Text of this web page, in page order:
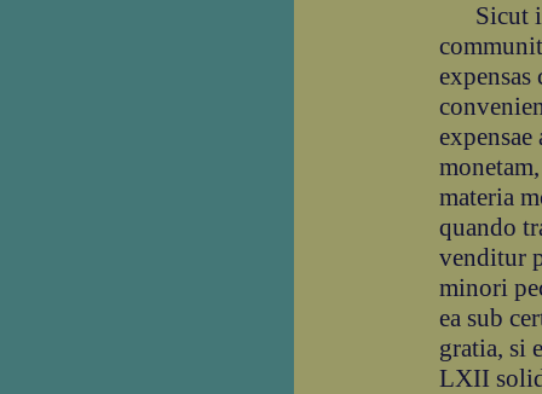
Sicut
materia
quando
venditur
minori
ea sub
gratia, si
LXII